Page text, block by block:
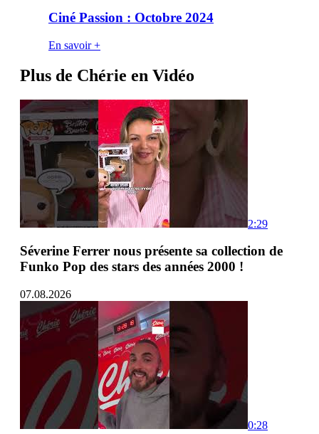
Ciné Passion : Octobre 2024
En savoir +
Plus de Chérie en Vidéo
2:29
Séverine Ferrer nous présente sa collection de
Funko Pop des stars des années 2000 !
07.08.2026
0:28